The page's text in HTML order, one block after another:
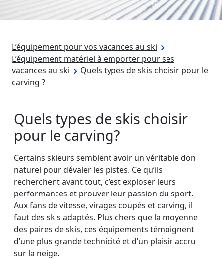
L’équipement pour vos vacances au ski
L’équipement matériel à emporter pour ses
vacances au ski
Quels types de skis choisir pour le
carving ?
Quels types de skis choisir
pour le carving?
Certains skieurs semblent avoir un véritable don
naturel pour dévaler les pistes. Ce qu’ils
recherchent avant tout, c’est exploser leurs
performances et prouver leur passion du sport.
Aux fans de vitesse, virages coupés et carving, il
faut des skis adaptés. Plus chers que la moyenne
des paires de skis, ces équipements témoignent
d’une plus grande technicité et d’un plaisir accru
sur la neige.